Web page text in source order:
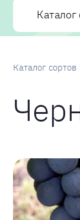
Каталог
Каталог сортов